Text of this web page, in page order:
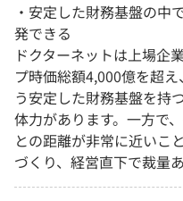
・安定した財務基盤の中
発できる
ドクターネットは上場企
プ時価総額4,000億を超
う安定した財務基盤を持
体力があります。一方で
との距離が非常に近いこ
づくり、経営直下で裁量